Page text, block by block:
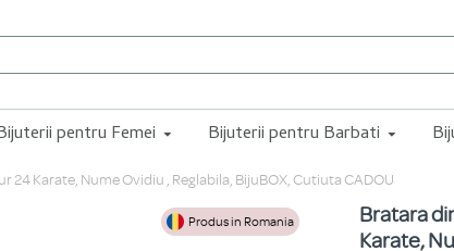
pentru Femei Bijuterii pentru Barbati
Karate, Nume Ovidiu , Reglabila, BijuBOX, Cutiuta CADOU
Produs in Romania
Bratara
Karate,